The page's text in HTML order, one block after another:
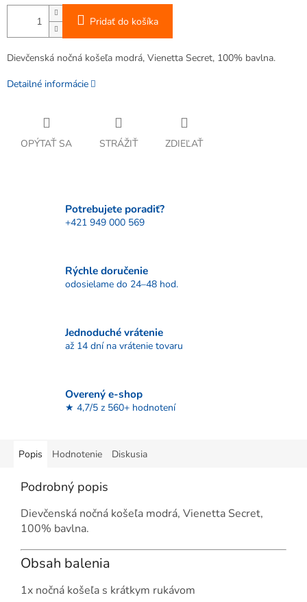
Pridať do košíka
Dievčenská nočná košeľa modrá, Vienetta Secret, 100% bavlna.
Detailné informácie
OPÝTAŤ SA STRÁŽIŤ ZDIEĽAŤ
Potrebujete poradiť?
+421 949 000 569
Rýchle doručenie
odosielame do 24–48 hod.
Jednoduché vrátenie
až 14 dní na vrátenie tovaru
Overený e-shop
★ 4,7/5 z 560+ hodnotení
Popis Hodnotenie Diskusia
Podrobný popis
Dievčenská nočná košeľa modrá, Vienetta Secret,
100% bavlna.
Obsah balenia
1x nočná košeľa s krátkym rukávom